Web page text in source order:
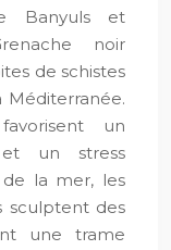
Banyuls et
noir
de schistes
Méditerranée.
un
un stress
la mer, les
sculptent des
une trame